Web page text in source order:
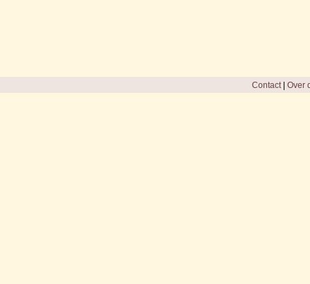
Contact| Over